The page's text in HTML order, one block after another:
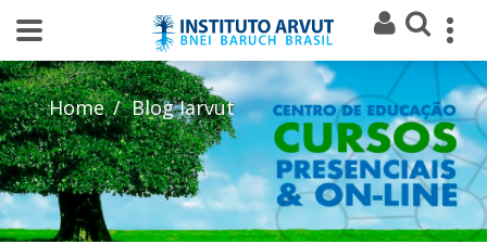
Home Blog Iarvut